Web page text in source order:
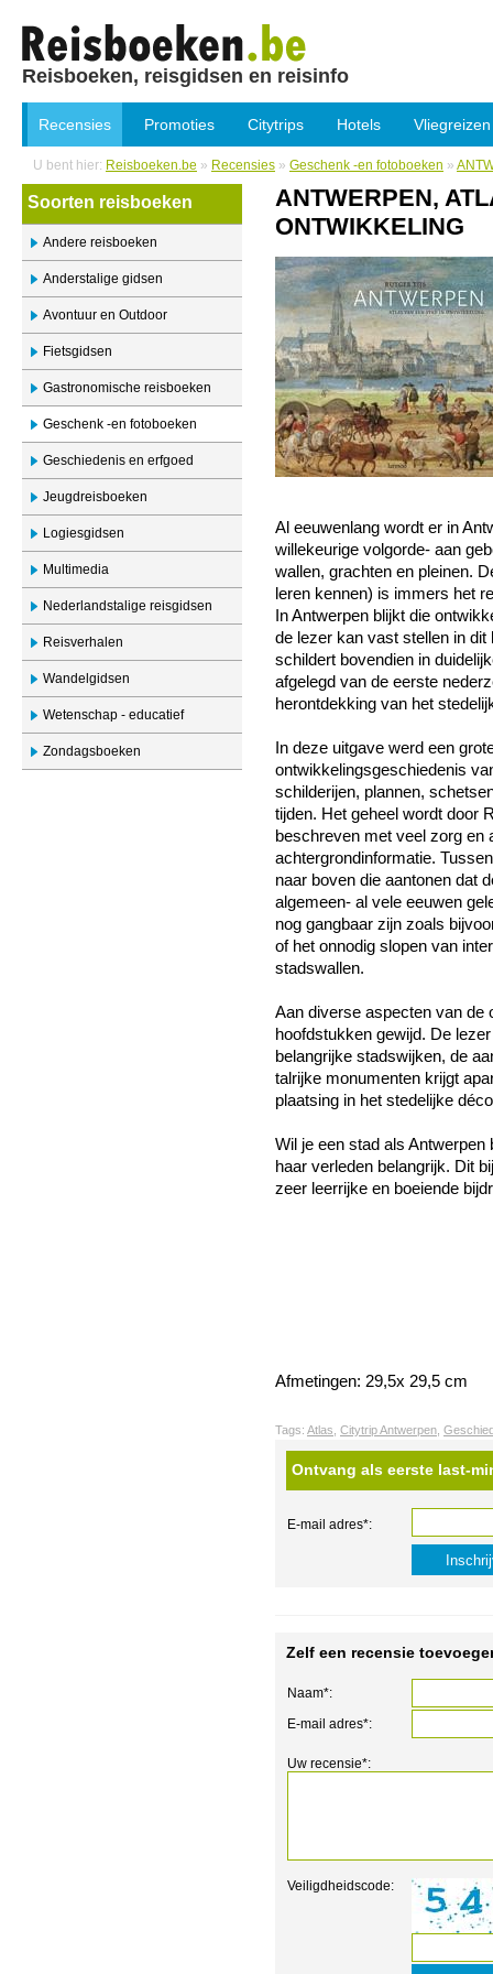
Reisboeken, reisgidsen en reisinfo
Recensies Promoties Citytrips Hotels Vliegreizen
U bent hier: Reisboeken.be » Recensies » Geschenk -en fotoboeken »
Soorten reisboeken
Andere reisboeken
Anderstalige gidsen
Avontuur en Outdoor
Fietsgidsen
Gastronomische reisboeken
Geschenk -en fotoboeken
Geschiedenis en erfgoed
Jeugdreisboeken
Logiesgidsen
Multimedia
Nederlandstalige reisgidsen
Reisverhalen
Wandelgidsen
Wetenschap - educatief
Zondagsboeken
ANTWERPEN,
ONTWIKKELING
Al eeuwenlang wordt er in
willekeurige volgorde- aan
wallen, grachten en pleinen.
leren kennen) is immers het
In Antwerpen blijkt die
de lezer kan vast stellen in
schildert bovendien in
afgelegd van de eerste
herontdekking van het
In deze uitgave werd een
ontwikkelingsgeschiedenis
schilderijen, plannen,
tijden. Het geheel wordt door
beschreven met veel zorg en
achtergrondinformatie.
naar boven die aantonen dat
algemeen- al vele eeuwen
nog gangbaar zijn zoals
of het onnodig slopen van
stadswallen.
Aan diverse aspecten van de
hoofdstukken gewijd. De
belangrijke stadswijken, de
talrijke monumenten krijgt
plaatsing in het stedelijke
Wil je een stad als
haar verleden belangrijk. Dit
zeer leerrijke en boeiende
Afmetingen: 29,5x 29,5 cm
Tags: Atlas Citytrip Antwerpen
Ontvang als eerste last-
E-mail adres*:
Zelf een recensie
Naam*:
E-mail adres*:
Uw recensie*:
Veiligdheidscode: